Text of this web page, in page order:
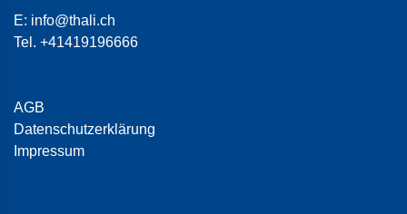
E: info@thali.ch
Tel. +41419196666
AGB
Datenschutzerklärung
Impressum